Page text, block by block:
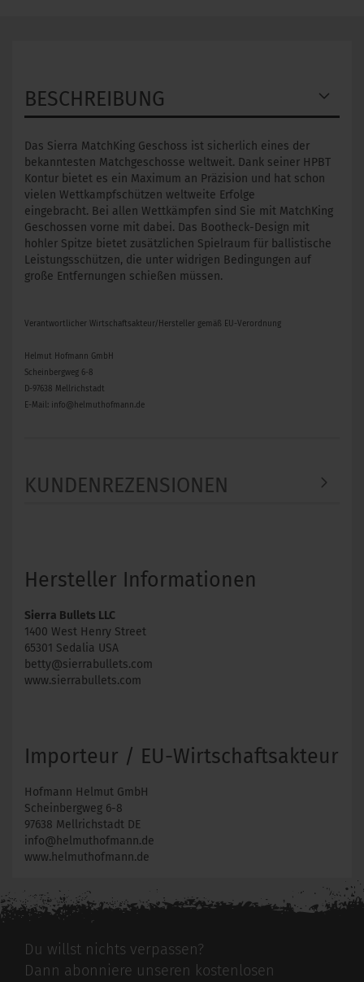
BESCHREIBUNG
Das Sierra MatchKing Geschoss ist sicherlich eines der
bekanntesten Matchgeschosse weltweit. Dank seiner HPBT
Kontur bietet es ein Maximum an Präzision und hat schon
vielen Wettkampfschützen weltweite Erfolge
eingebracht. Bei allen Wettkämpfen sind Sie mit MatchKing
Geschossen vorne mit dabei. Das Bootheck-Design mit
hohler Spitze bietet zusätzlichen Spielraum für ballistische
Leistungsschützen, die unter widrigen Bedingungen auf
große Entfernungen schießen müssen.
Verantwortlicher Wirtschaftsakteur/Hersteller gemäß EU-Verordnung
Helmut Hofmann GmbH
Scheinbergweg 6-8
D-97638 Mellrichstadt
E-Mail: info@helmuthofmann.de
KUNDENREZENSIONEN
Hersteller Informationen
Sierra Bullets LLC
1400 West Henry Street
65301 Sedalia USA
betty@sierrabullets.com
www.sierrabullets.com
Importeur / EU-Wirtschaftsakteur
Hofmann Helmut GmbH
Scheinbergweg 6-8
97638 Mellrichstadt DE
info@helmuthofmann.de
www.helmuthofmann.de
Du willst nichts verpassen?
Dann abonniere unseren kostenlosen